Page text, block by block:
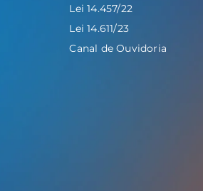
Lei 14.457/22
Lei 14.611/23
Canal de Ouvidoria